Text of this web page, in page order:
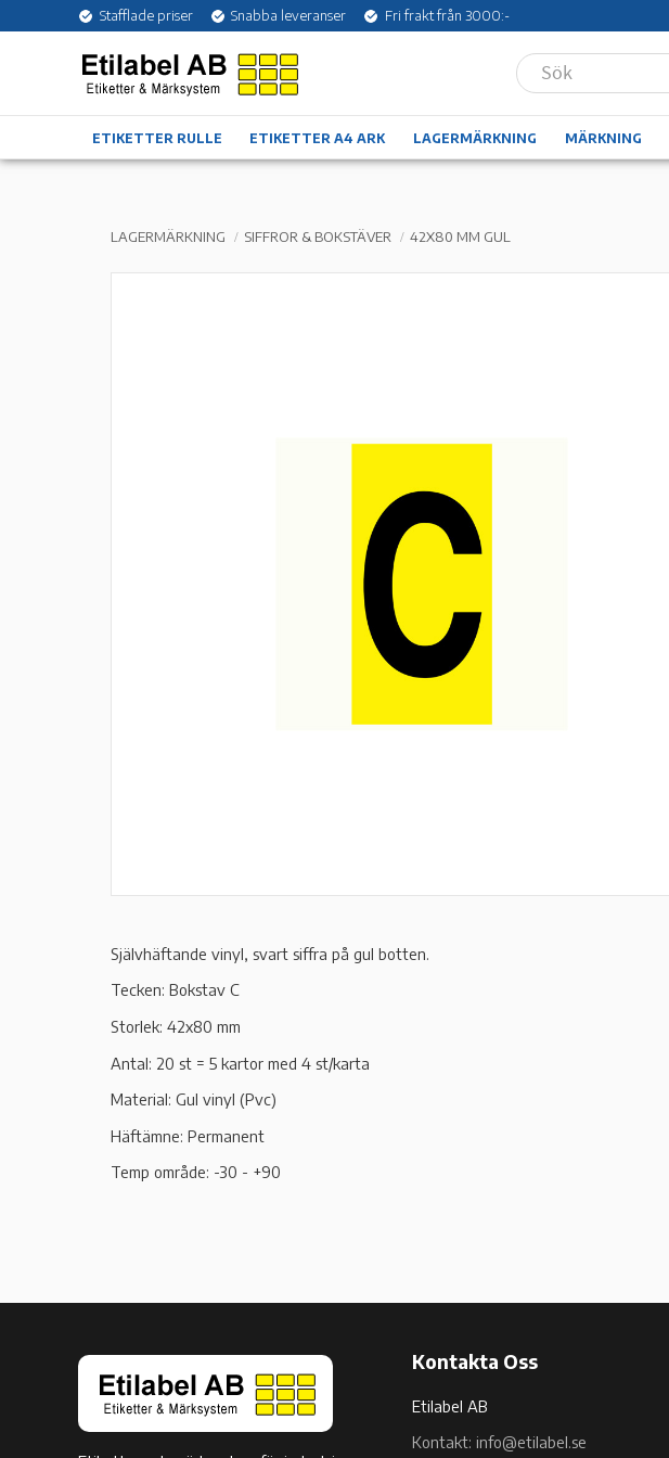
Stafflade priser Snabba leveranser Fri frakt från 3000:-
ETIKETTER RULLE ETIKETTER A4 ARK LAGERMÄRKNING MÄRKNING
LAGERMÄRKNING SIFFROR & BOKSTÄVER 42X80 MM GUL
Självhäftande vinyl, svart siffra på gul botten.
Tecken: Bokstav C
Storlek: 42x80 mm
Antal: 20 st = 5 kartor med 4 st/karta
Material: Gul vinyl (Pvc)
Häftämne: Permanent
Temp område: -30 - +90
Kontakta Oss
Etilabel AB
Kontakt: info@etilabel.se